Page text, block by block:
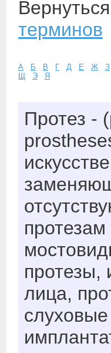
терминов
А Б В Г Д Е Ж
З
Щ
Э Я
Протез -
протезам
протезы,
лица,